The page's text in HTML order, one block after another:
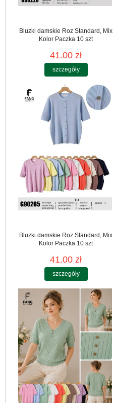
Bluzki damskie Roz Standard, Mix
Kolor Paczka 10 szt
41.00 zł
szczegóły
Bluzki damskie Roz Standard, Mix
Kolor Paczka 10 szt
41.00 zł
szczegóły